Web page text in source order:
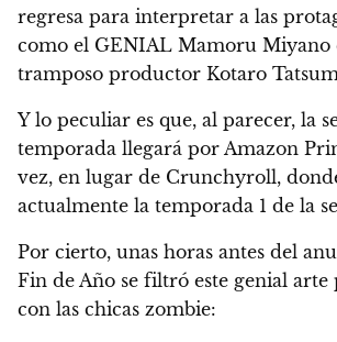
regresa para interpretar a las
como el GENIAL Mamoru Miyano
tramposo productor Kotaro
Y lo peculiar es que, al parecer, la
temporada llegará por Amazon
vez, en lugar de Crunchyroll,
actualmente la temporada 1 de la
Por cierto, unas horas antes del
Fin de Año se filtró este genial
con las chicas zombie: